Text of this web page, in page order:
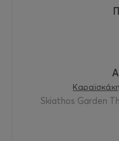
Skiathos Garden